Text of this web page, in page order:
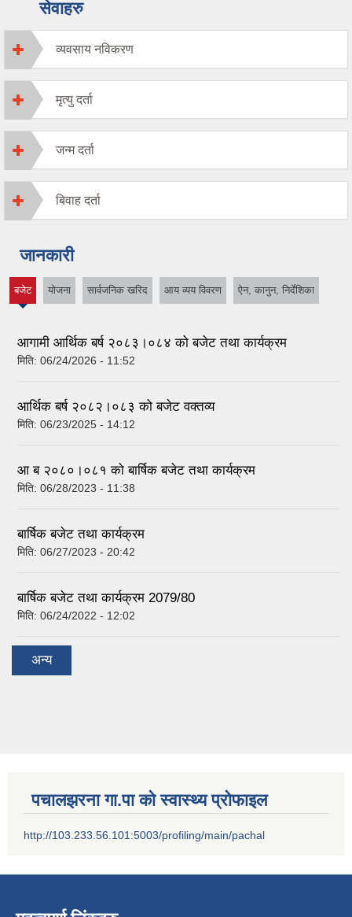
सेवाहरु
व्यवसाय नविकरण
मृत्यु दर्ता
जन्म दर्ता
बिवाह दर्ता
जानकारी
बजेट योजना सार्वजनिक खरिद आय व्यय विवरण ऐन, कानुन, निर्देशिका
आगामी आर्थिक बर्ष २०८३।०८४ को बजेट तथा कार्यक्रम
मिति: 06/24/2026 - 11:52
आर्थिक बर्ष २०८२।०८३ को बजेट वक्तव्य
मिति: 06/23/2025 - 14:12
आ ब २०८०।०८१ को बार्षिक बजेट तथा कार्यक्रम
मिति: 06/28/2023 - 11:38
बार्षिक बजेट तथा कार्यक्रम
मिति: 06/27/2023 - 20:42
बार्षिक बजेट तथा कार्यक्रम 2079/80
मिति: 06/24/2022 - 12:02
अन्य
पचालझरना गा.पा को स्वास्थ्य प्रोफाइल
http://103.233.56.101:5003/profiling/main/pachal